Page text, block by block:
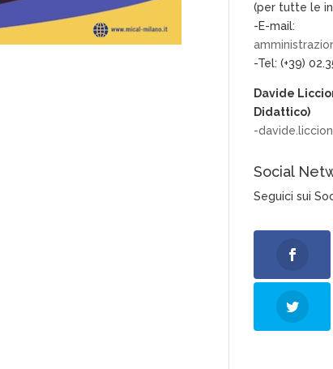
(per tutte le
-E-mail:
-Tel: (+39)
Davide
Didattico)
-
Social
Seguici sui